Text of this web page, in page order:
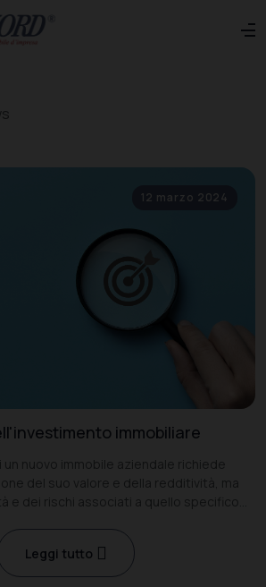
12 marzo 2024
immobiliare
un nuovo immobile aziendale richiede
del suo valore e della redditività, ma
e dei rischi associati a quello specifico
Leggi tutto